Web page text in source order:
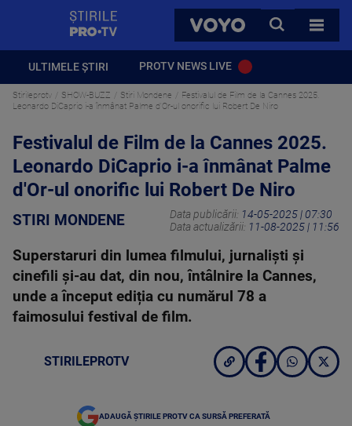
VOYO
CAUTA
TOATE
ULTIMELE ȘTIRI PROTV NEWS LIVE
Stirileprotv SHOW-BUZZ Stiri Mondene
Festivalul de Film de la Cannes 2025.
Leonardo DiCaprio i-a înmânat Palme d'Or-ul onorific lui Robert De Niro
Festivalul de Film de la Cannes 2025.
Leonardo DiCaprio i-a înmânat Palme
d'Or-ul onorific lui Robert De Niro
STIRI MONDENE Data publicării: 14-05-2025 | 07:30
Data actualizării: 11-08-2025 | 11:56
Superstaruri din lumea filmului, jurnaliști și
cinefili și-au dat, din nou, întâlnire la Cannes,
unde a început ediția cu numărul 78 a
faimosului festival de film.
STIRILEPROTV
ADAUGĂ ȘTIRILE PROTV CA SURSĂ PREFERATĂ